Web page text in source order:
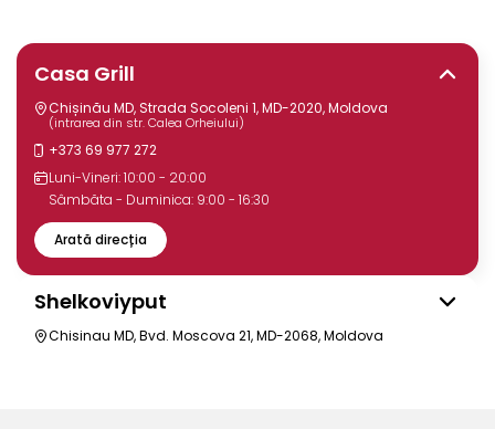
Casa Grill
Chișinău MD, Strada Socoleni 1, MD-2020, Moldova
(intrarea din str. Calea Orheiului)
+373 69 977 272
Luni-Vineri: 10:00 - 20:00
Sâmbăta - Duminica: 9:00 - 16:30
Arată direcția
Shelkoviyput
Chisinau MD, Bvd. Moscova 21, MD-2068, Moldova